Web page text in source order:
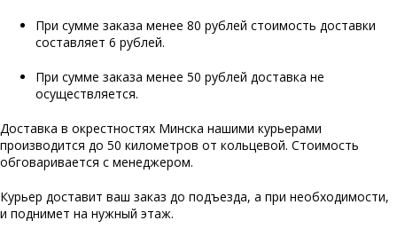
При сумме заказа менее 80 рублей стоимость доставки
составляет 6 рублей.
При сумме заказа менее 50 рублей доставка не
осуществляется.
Доставка в окрестностях Минска нашими курьерами
производится до 50 километров от кольцевой. Стоимость
обговаривается с менеджером.
Курьер доставит ваш заказ до подъезда, а при необходимости,
и поднимет на нужный этаж.